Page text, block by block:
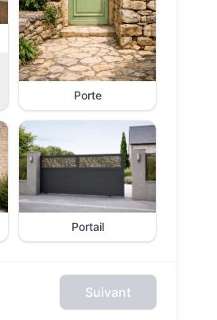
Porte
Portail
Suivant